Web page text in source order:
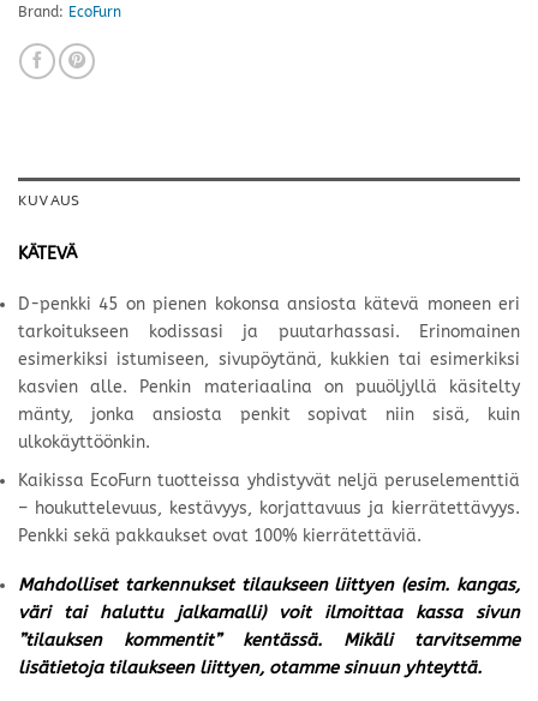
Brand: EcoFurn
KUVAUS
KÄTEVÄ
D-penkki 45 on pienen kokonsa ansiosta kätevä moneen eri
tarkoitukseen kodissasi ja puutarhassasi. Erinomainen
esimerkiksi istumiseen, sivupöytänä, kukkien tai esimerkiksi
kasvien alle. Penkin materiaalina on puuöljyllä käsitelty
mänty, jonka ansiosta penkit sopivat niin sisä, kuin
ulkokäyttöönkin.
Kaikissa EcoFurn tuotteissa yhdistyvät neljä peruselementtiä
– houkuttelevuus, kestävyys, korjattavuus ja kierrätettävyys.
Penkki sekä pakkaukset ovat 100% kierrätettäviä.
Mahdolliset tarkennukset tilaukseen liittyen (esim. kangas,
väri tai haluttu jalkamalli) voit ilmoittaa kassa sivun
”tilauksen kommentit” kentässä. Mikäli tarvitsemme
lisätietoja tilaukseen liittyen, otamme sinuun yhteyttä.